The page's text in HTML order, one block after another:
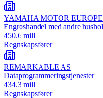
YAMAHA MOTOR
Engroshandel med andre
450.6 mill
Regnskapsfører
REMARKABLE AS
Dataprogrammeringstjenester
434.3 mill
Regnskapsfører